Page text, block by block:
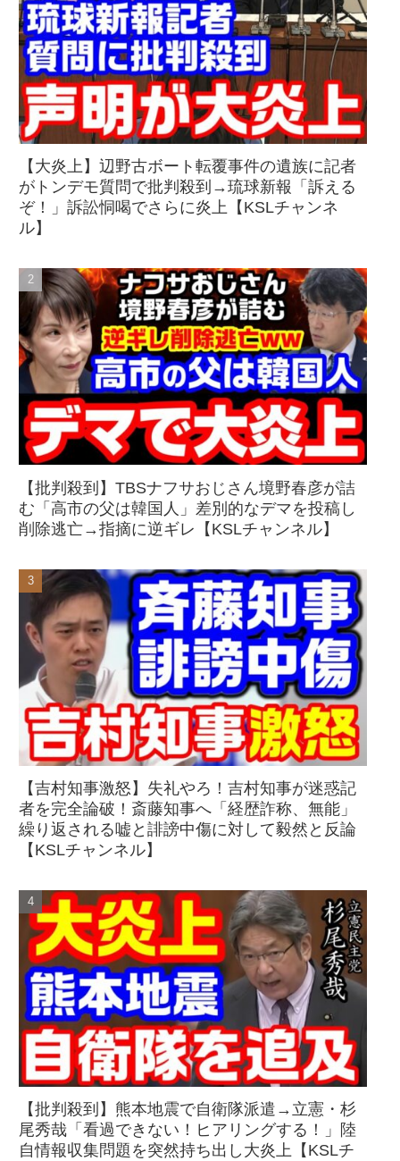
【大炎上】辺野古ボート転覆事件の遺族に記者
がトンデモ質問で批判殺到→琉球新報「訴える
ぞ！」訴訟恫喝でさらに炎上【KSLチャンネ
ル】
【批判殺到】TBSナフサおじさん境野春彦が詰
む「高市の父は韓国人」差別的なデマを投稿し
削除逃亡→指摘に逆ギレ【KSLチャンネル】
【吉村知事激怒】失礼やろ！吉村知事が迷惑記
者を完全論破！斎藤知事へ「経歴詐称、無能」
繰り返される嘘と誹謗中傷に対して毅然と反論
【KSLチャンネル】
【批判殺到】熊本地震で自衛隊派遣→立憲・杉
尾秀哉「看過できない！ヒアリングする！」陸
自情報収集問題を突然持ち出し大炎上【KSLチ